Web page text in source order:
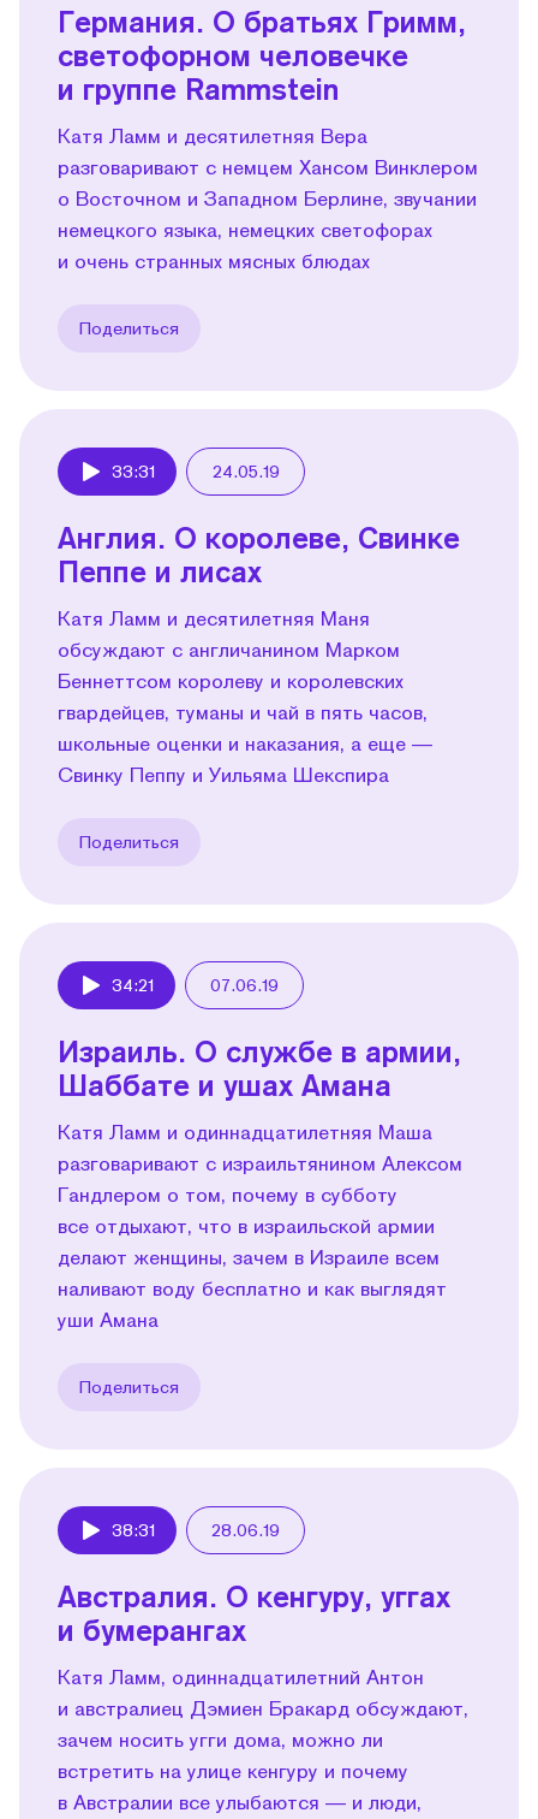
Германия. О братьях Гримм,
светофорном человечке
и группе Rammstein
Катя Ламм и десятилетняя Вера
разговаривают с немцем Хансом Винклером
о Восточном и Западном Берлине, звучании
немецкого языка, немецких светофорах
и очень странных мясных блюдах
Поделиться
33:31 24.05.19
Англия. О королеве, Cвинке
Пеппе и лисах
Катя Ламм и десятилетняя Маня
обсуждают с англичанином Марком
Беннеттсом королеву и королевских
гвардейцев, туманы и чай в пять часов,
школьные оценки и наказания, а еще —
Свинку Пеппу и Уильяма Шекспира
Поделиться
34:21 07.06.19
Израиль. О службе в армии,
Шаббате и ушах Амана
Катя Ламм и одиннадцатилетняя Маша
разговаривают с израильтянином Алексом
Гандлером о том, почему в субботу
все отдыхают, что в израильской армии
делают женщины, зачем в Израиле всем
наливают воду бесплатно и как выглядят
уши Амана
Поделиться
38:31 28.06.19
Австралия. О кенгуру, уггах
и бумерангах
Катя Ламм, одиннадцатилетний Антон
и австралиец Дэмиен Бракард обсуждают,
зачем носить угги дома, можно ли
встретить на улице кенгуру и почему
в Австралии все улыбаются — и люди,